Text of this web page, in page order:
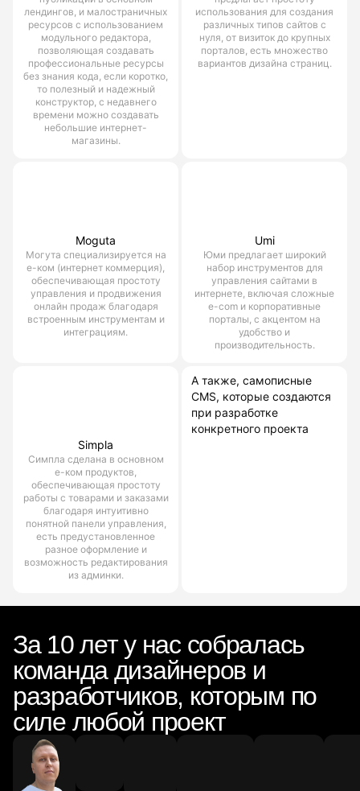
лендингов, и малостраничных
ресурсов с использованием
модульного редактора,
позволяющая создавать
профессиональные ресурсы
без знания кода, если коротко,
то полезный и надежный
конструктор, с недавнего
времени можно создавать
небольшие интернет-
магазины.
использования для создания
различных типов сайтов с
нуля, от визиток до крупных
порталов, есть множество
вариантов дизайна страниц.
Moguta
Могута специализируется на
е-ком (интернет коммерция),
обеспечивающая простоту
управления и продвижения
онлайн продаж благодаря
встроенным инструментам и
интеграциям.
Umi
Юми предлагает широкий
набор инструментов для
управления сайтами в
интернете, включая сложные
e-com и корпоративные
порталы, с акцентом на
удобство и
производительность.
Simpla
Симпла сделана в основном
е-ком продуктов,
обеспечивающая простоту
работы с товарами и заказами
благодаря интуитивно
понятной панели управления,
есть предустановленное
разное оформление и
возможность редактирования
из админки.
А также, самописные
CMS, которые создаются
при разработке
конкретного проекта
За 10 лет у нас собралась
команда дизайнеров и
разработчиков, которым по
силе любой проект